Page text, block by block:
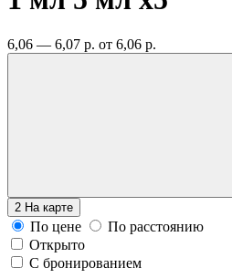
6,06 — 6,07 р. от 6,06 р.
2 На карте
По цене
По расстоянию
Открыто
С бронированием